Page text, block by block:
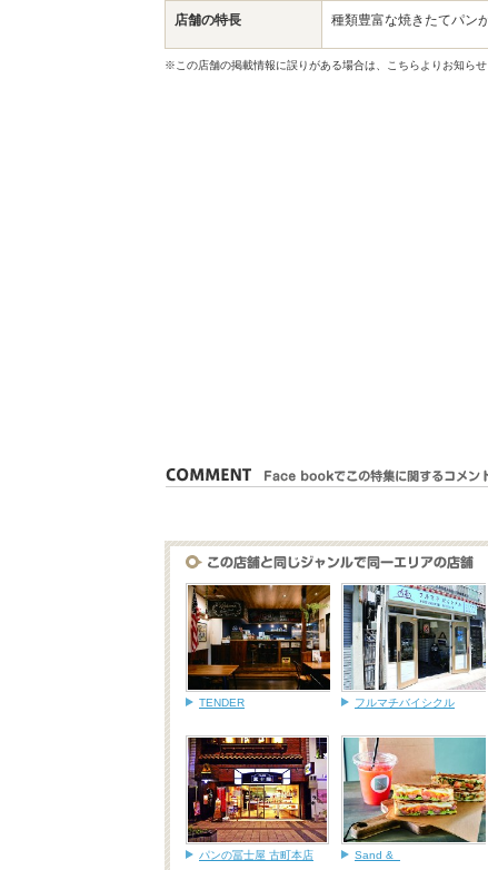
店舗の特長 種類豊富な焼きたてパン
※この店舗の掲載情報に誤りがある場合は、こちらよりお知らせ
TENDER フルマチバイシクル
パンの冨士屋 古町本店 Sand &_